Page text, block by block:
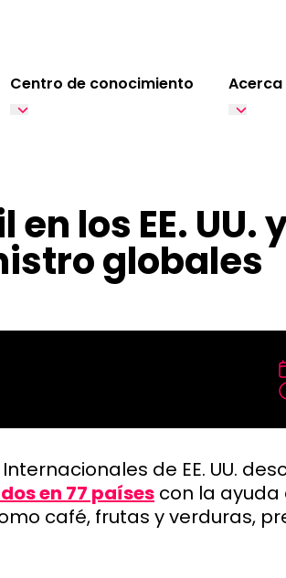
Centro de conocimiento Acerca
los EE. UU.
globales
de EE. UU.
en 77 países con la
café, frutas y verduras,